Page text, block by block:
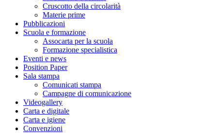
Cruscotto della circolarità
Materie prime
Pubblicazioni
Scuola e formazione
Assocarta per la scuola
Formazione specialistica
Eventi e news
Position Paper
Sala stampa
Comunicati stampa
Campagne di comunicazione
Videogallery
Carta e digitale
Carta e igiene
Convenzioni